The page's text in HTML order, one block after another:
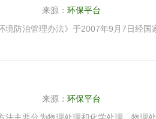
来源： 环保平台
境防治管理办法》于2007年9月7日经
来源： 环保平台